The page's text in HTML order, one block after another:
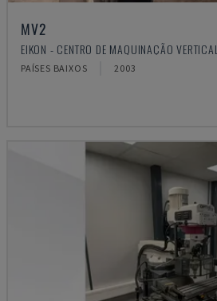
MV2
EIKON - CENTRO DE MAQUINAÇÃO VERTICAL
PAÍSES BAIXOS 2003